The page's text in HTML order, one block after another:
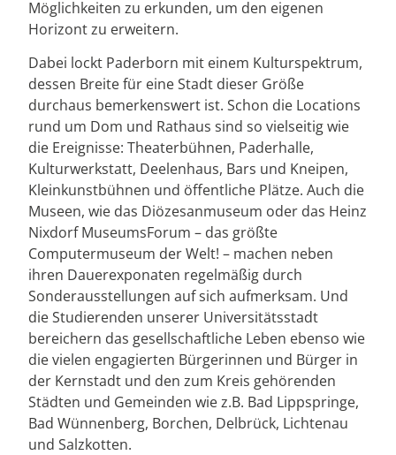
Möglichkeiten zu erkunden, um den eigenen
Horizont zu erweitern.
Dabei lockt Paderborn mit einem Kulturspektrum,
dessen Breite für eine Stadt dieser Größe
durchaus bemerkenswert ist. Schon die Locations
rund um Dom und Rathaus sind so vielseitig wie
die Ereignisse: Theaterbühnen, Paderhalle,
Kulturwerkstatt, Deelenhaus, Bars und Kneipen,
Kleinkunstbühnen und öffentliche Plätze. Auch die
Museen, wie das Diözesanmuseum oder das Heinz
Nixdorf MuseumsForum – das größte
Computermuseum der Welt! – machen neben
ihren Dauerexponaten regelmäßig durch
Sonderausstellungen auf sich aufmerksam. Und
die Studierenden unserer Universitätsstadt
bereichern das gesellschaftliche Leben ebenso wie
die vielen engagierten Bürgerinnen und Bürger in
der Kernstadt und den zum Kreis gehörenden
Städten und Gemeinden wie z.B. Bad Lippspringe,
Bad Wünnenberg, Borchen, Delbrück, Lichtenau
und Salzkotten.